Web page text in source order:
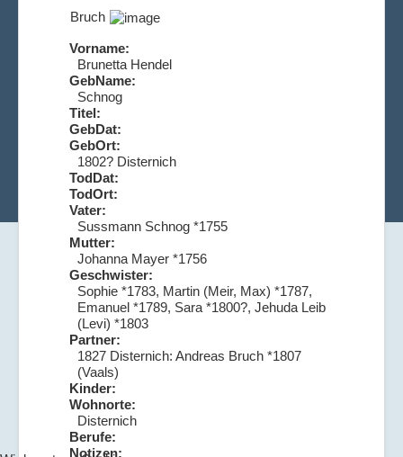
Bruch
Vorname:
Brunetta Hendel
GebName:
Schnog
Titel:
GebDat:
GebOrt:
1802? Disternich
TodDat:
TodOrt:
Vater:
Sussmann Schnog *1755
Mutter:
Johanna Mayer *1756
Geschwister:
Sophie *1783, Martin (Meir, Max) *1787,
Emanuel *1789, Sara *1800?, Jehuda Leib
(Levi) *1803
Partner:
1827 Disternich: Andreas Bruch *1807
(Vaals)
Kinder:
Wohnorte:
Disternich
Berufe:
Notizen: